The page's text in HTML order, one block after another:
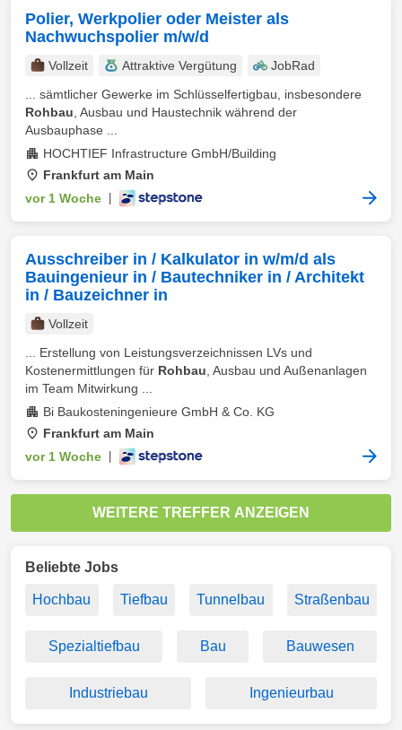
Polier, Werkpolier oder Meister als
Nachwuchspolier m/w/d
Vollzeit Attraktive Vergütung
JobRad
... sämtlicher Gewerke im Schlüsselfertigbau, insbesondere
Rohbau , Ausbau und Haustechnik während der
Ausbauphase ...
HOCHTIEF Infrastructure GmbH/Building
Frankfurt am Main
vor 1 Woche
Ausschreiber in / Kalkulator in w/m/d als
Bauingenieur in / Bautechniker in / Architekt
in / Bauzeichner in
Vollzeit
... Erstellung von Leistungsverzeichnissen LVs und
Kostenermittlungen für Rohbau , Ausbau und Außenanlagen
im Team Mitwirkung ...
Bi Baukosteningenieure GmbH & Co. KG
Frankfurt am Main
vor 1 Woche
WEITERE TREFFER ANZEIGEN
Beliebte Jobs
Hochbau Tiefbau Tunnelbau Straßenbau
Spezialtiefbau Bau Bauwesen
Industriebau Ingenieurbau